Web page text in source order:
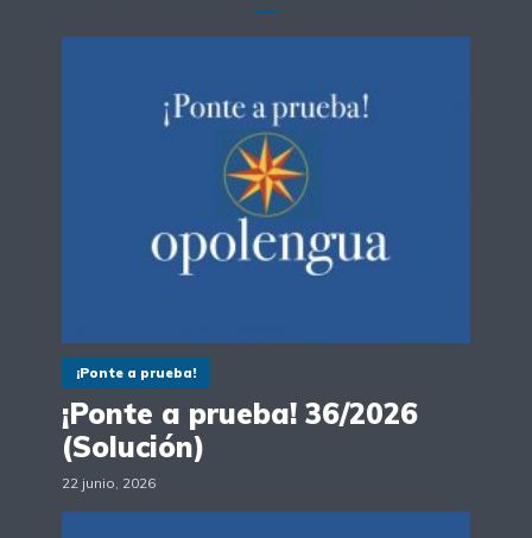
¡Ponte a prueba!
¡Ponte a prueba! 36/2026
(Solución)
22 junio, 2026